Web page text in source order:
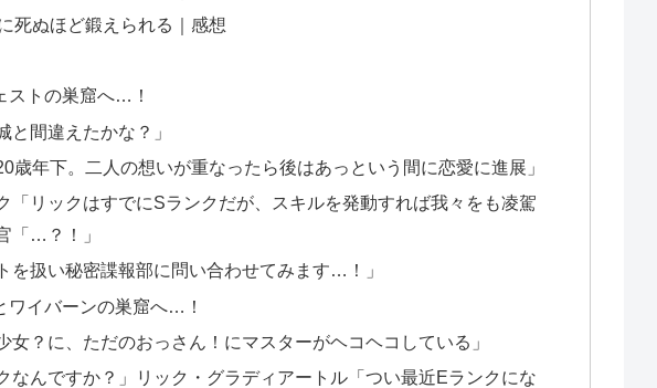
死ぬほど鍛えられる｜感想
ストの巣窟へ…！
と間違えたかな？」
歳年下。二人の想いが重なったら後はあっという間に恋愛に進展」
「リックはすでにSランクだが、スキルを発動すれば我々をも凌駕
「…？！」
を扱い秘密諜報部に問い合わせてみます…！」
ワイバーンの巣窟へ…！
女？に、ただのおっさん！にマスターがヘコヘコしている」
なんですか？」リック・グラディアートル「つい最近Eランクにな